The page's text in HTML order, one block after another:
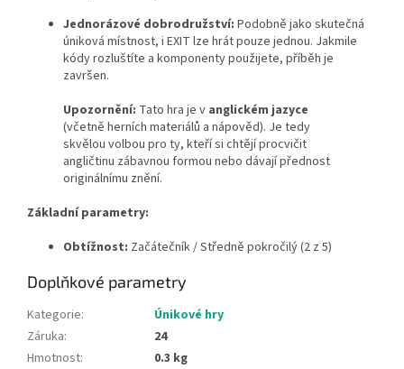
Jednorázové dobrodružství: Podobně jako skutečná
úniková místnost, i EXIT lze hrát pouze jednou. Jakmile
kódy rozluštíte a komponenty použijete, příběh je
završen.
Upozornění: Tato hra je v anglickém jazyce
(včetně herních materiálů a nápověd). Je tedy
skvělou volbou pro ty, kteří si chtějí procvičit
angličtinu zábavnou formou nebo dávají přednost
originálnímu znění.
Základní parametry:
Obtížnost: Začátečník / Středně pokročilý (2 z 5)
Doplňkové parametry
Kategorie:
Únikové hry
Záruka:
24
Hmotnost:
0.3 kg